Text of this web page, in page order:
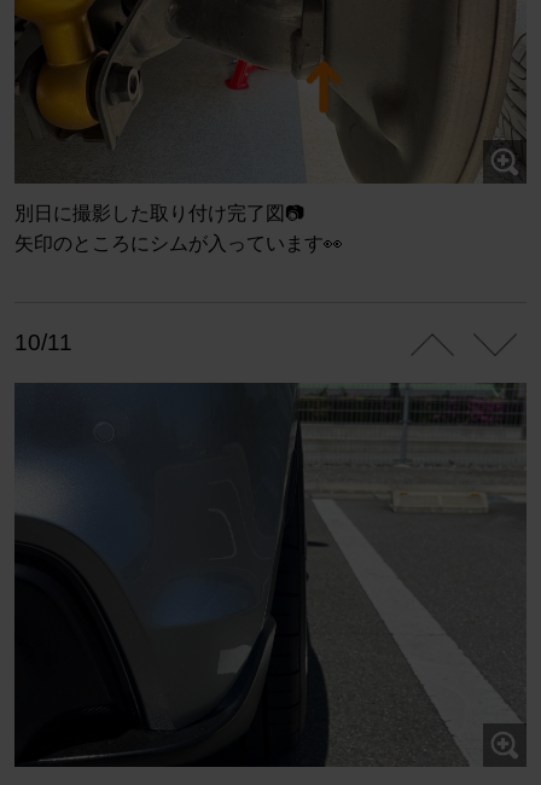
別日に撮影した取り付け完了図📷
矢印のところにシムが入っています👀
10/11